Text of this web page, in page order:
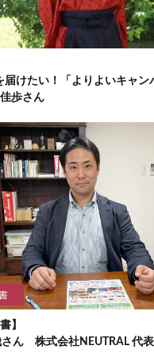
届けたい！「よりよいキャン
歩さん
】
ん 株式会社NEUTRAL 代